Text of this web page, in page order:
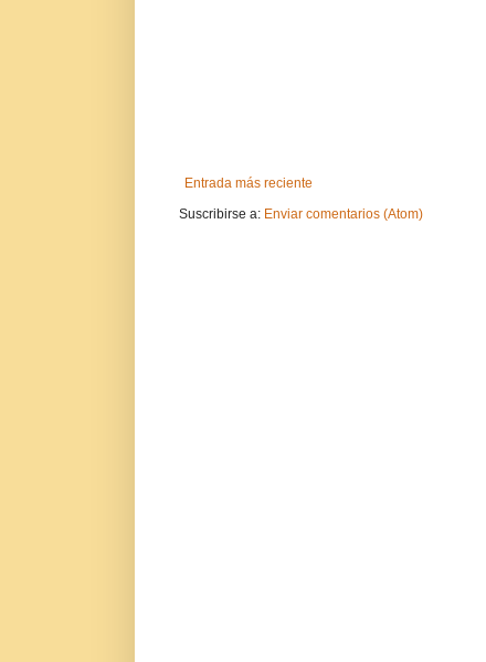
Entrada más reciente
Suscribirse a: Enviar comentarios (Atom)